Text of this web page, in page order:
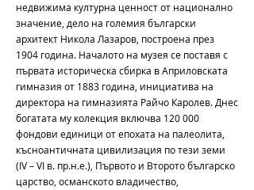
недвижима културна ценност от национално
значение, дело на големия български
архитект Никола Лазаров, построена през
1904 година. Началото на музея се поставя с
първата историческа сбирка в Априловската
гимназия от 1883 година, инициатива на
директора на гимназията Райчо Каролев. Днес
богатата му колекция включва 120 000
фондови единици от епохата на палеолита,
късноантичната цивилизация по тези земи
(IV – VI в. пр.н.е.), Първото и Второто българско
царство, османското владичество,